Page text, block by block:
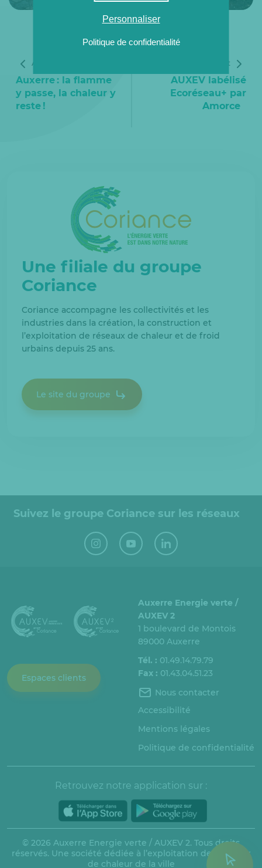
Article précédent
Auxerre : la flamme
y passe, la chaleur y
reste !
Article suivant
AUXEV labélisé
Ecoréseau+ par
Amorce
Une filiale du groupe
Coriance
Coriance accompagne les collectivités et les
industries dans la création, la construction et
l’exploitation de réseaux de chaleur et de froid
urbains depuis 25 ans.
Le site du groupe
Suivez le groupe Coriance sur les réseaux
Espaces clients
Auxerre Energie verte /
AUXEV 2
1 boulevard de Montois
89000 Auxerre
Tél. : 01.49.14.79.79
Fax : 01.43.04.51.23
Nous contacter
Accessibilité
Mentions légales
Politique de confidentialité
Retrouvez notre application sur :
© 2026 Auxerre Energie verte / AUXEV 2. Tous droits
réservés. Une société dédiée à l’exploitation des réseaux
de chaleur de la ville
Personnaliser
Politique de confidentialité